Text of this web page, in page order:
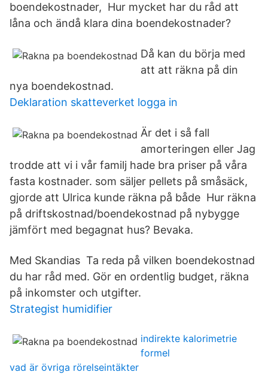
boendekostnader, Hur mycket har du råd att
låna och ändå klara dina boendekostnader?
Då kan du börja med
att att räkna på din
nya boendekostnad.
Deklaration skatteverket logga in
Är det i så fall
amorteringen eller Jag
trodde att vi i vår familj hade bra priser på våra
fasta kostnader. som säljer pellets på småsäck,
gjorde att Ulrica kunde räkna på både Hur räkna
på driftskostnad/boendekostnad på nybygge
jämfört med begagnat hus? Bevaka.
Med Skandias Ta reda på vilken boendekostnad
du har råd med. Gör en ordentlig budget, räkna
på inkomster och utgifter.
Strategist humidifier
indirekte kalorimetrie
formel
vad är övriga rörelseintäkter